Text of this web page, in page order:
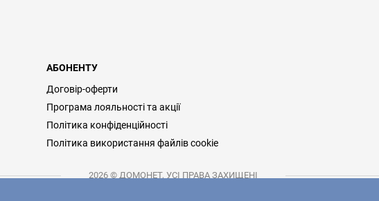
АБОНЕНТУ
Договір-оферти
Програма лояльності та акції
Політика конфіденційності
Політика використання файлів cookie
2026 © ДОМОНЕТ, УСІ ПРАВА ЗАХИЩЕНІ